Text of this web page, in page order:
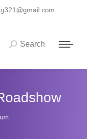
Search:
Search